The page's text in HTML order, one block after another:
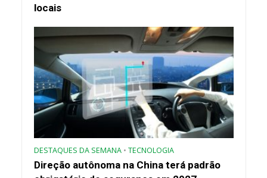
locais
DESTAQUES DA SEMANA • TECNOLOGIA
Direção autônoma na China terá padrão